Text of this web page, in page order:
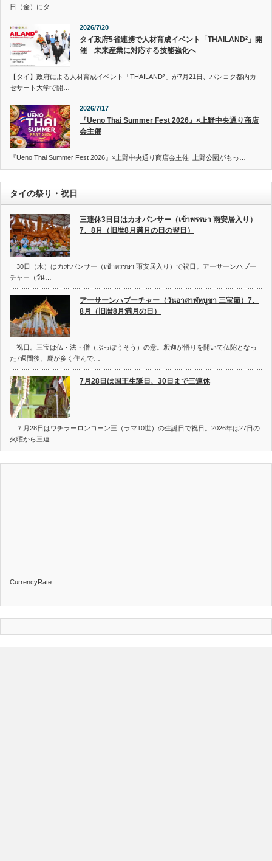
日（金）にタ…
2026/7/20
タイ政府5省連携で人材育成イベント「THAILAND²」開
催 未来産業に対応する技能強化へ
【タイ】政府による人材育成イベント「THAILAND²」が7月21日、バンコク都内カ
セサート大学で開…
2026/7/17
『Ueno Thai Summer Fest 2026』×上野中央通り商店
会主催
『Ueno Thai Summer Fest 2026』×上野中央通り商店会主催 上野公園がもっ…
タイの祭り・祝日
三連休3日目はカオパンサー（เข้าพรรษา 雨安居入り）
7、8月（旧暦8月満月の日の翌日）
30日（木）はカオパンサー（เข้าพรรษา 雨安居入り）で祝日。アーサーンハブー
チャー（วัน…
アーサーンハブーチャー（วันอาสาฬหบูชา 三宝節）7、
8月（旧暦8月満月の日）
祝日。三宝は仏・法・僧（ぶっぽうそう）の意。釈迦が悟りを開いて仏陀となっ
た7週間後、鹿が多く住んで…
7月28日は国王生誕日、30日まで三連休
７月28日はワチラーロンコーン王（ラマ10世）の生誕日で祝日。2026年は27日の
火曜から三連…
CurrencyRate